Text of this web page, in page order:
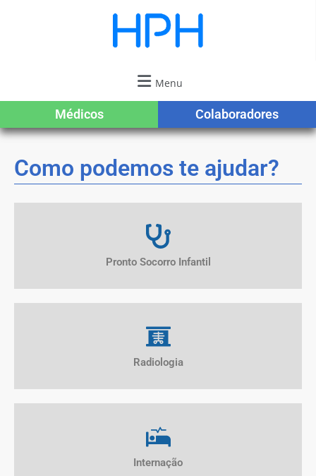
Menu
Médicos Colaboradores
Como podemos te ajudar?
Pronto Socorro Infantil
Radiologia
Internação